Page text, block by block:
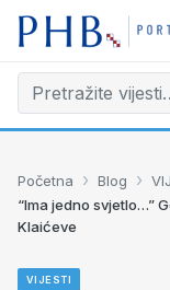
Početna › Blog ›
“Ima jedno svjetlo…”
Klaićeve
VIJESTI